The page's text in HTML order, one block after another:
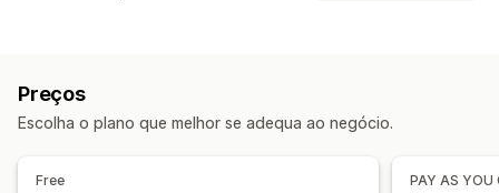
Personalização
Apresentação de variantes
Preços
Escolha o plano que melhor se adequa ao negócio.
Free PAY AS YOU